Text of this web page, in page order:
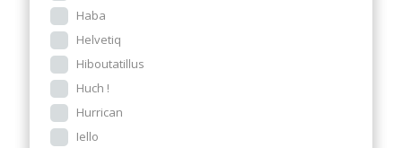
Haba
Helvetiq
Hiboutatillus
Huch !
Hurrican
Iello